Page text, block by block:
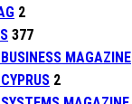
2
377
BUSINESS MAGAZINE
2